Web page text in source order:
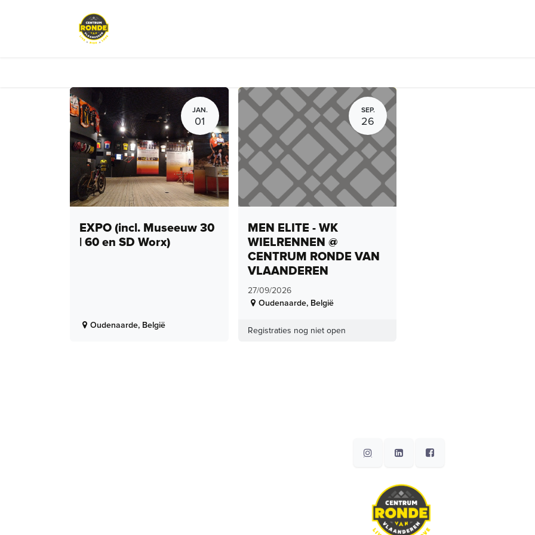
JAN.
01
EXPO (incl. Museeuw 30
| 60 en SD Worx)
Oudenaarde, België
SEP.
26
MEN ELITE - WK
WIELRENNEN @
CENTRUM RONDE VAN
VLAANDEREN
27/09/2026
Oudenaarde, België
Registraties nog niet open